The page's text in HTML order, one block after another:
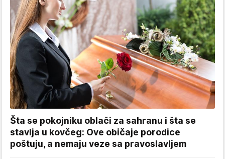
Šta se pokojniku oblači za sahranu i šta se
stavlja u kovčeg: Ove običaje porodice
poštuju, a nemaju veze sa pravoslavljem